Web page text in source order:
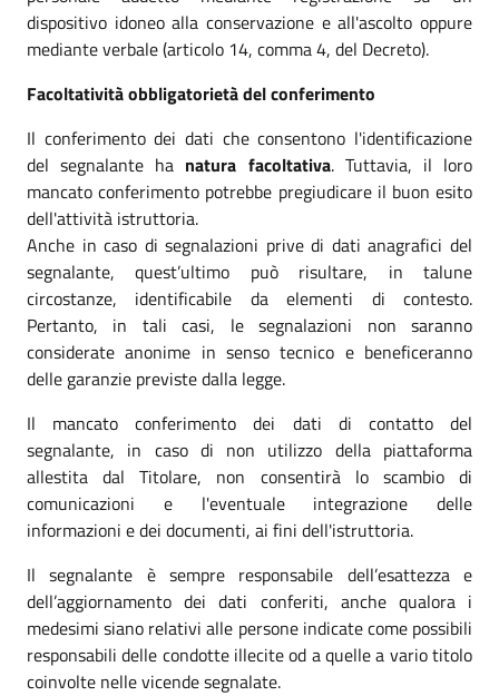
dispositivo idoneo alla conservazione e all'ascolto oppure
mediante verbale (articolo 14, comma 4, del Decreto).
Facoltatività obbligatorietà del conferimento
Il conferimento dei dati che consentono l'identificazione
del segnalante ha natura facoltativa. Tuttavia, il loro
mancato conferimento potrebbe pregiudicare il buon esito
dell'attività istruttoria.
Anche in caso di segnalazioni prive di dati anagrafici del
segnalante, quest’ultimo può risultare, in talune
circostanze, identificabile da elementi di contesto.
Pertanto, in tali casi, le segnalazioni non saranno
considerate anonime in senso tecnico e beneficeranno
delle garanzie previste dalla legge.
Il mancato conferimento dei dati di contatto del
segnalante, in caso di non utilizzo della piattaforma
allestita dal Titolare, non consentirà lo scambio di
comunicazioni e l'eventuale integrazione delle
informazioni e dei documenti, ai fini dell'istruttoria.
Il segnalante è sempre responsabile dell’esattezza e
dell’aggiornamento dei dati conferiti, anche qualora i
medesimi siano relativi alle persone indicate come possibili
responsabili delle condotte illecite od a quelle a vario titolo
coinvolte nelle vicende segnalate.